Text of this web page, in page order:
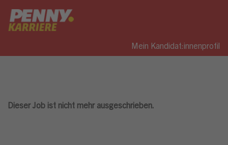
Mein Kandidat:innenprofil
Dieser Job ist nicht mehr ausgeschrieben.